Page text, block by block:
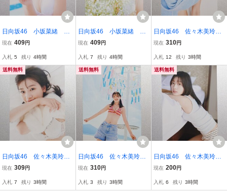
日向坂46 小坂菜緒 写
真集『君は誰？』封入ポ
現在 409円
入札 5 残り 4時間
日向坂46 小坂菜緒 写
真集『君は誰？』封入ポ
現在 409円
入札 7 残り 4時間
日向坂46 佐々木美玲
写真集『陽射しのパレー
人…)
現在 310円
入札 12 残り 3時間
送料無料
日向坂46 佐々木美玲
写真集『陽射しのパレー
っ白…)
現在 309円
入札 7 残り 3時間
送料無料
日向坂46 佐々木美玲
写真集『陽射しのパレー
て…)
現在 310円
入札 3 残り 3時間
送料無料
日向坂46 佐々木美玲
写真集『陽射しのパレー
ら…)
現在 200円
入札 6 残り 3時間